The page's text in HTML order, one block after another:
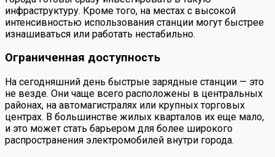
инфраструктуру. Кроме того, на местах с высокой
интенсивностью использования станции могут быстрее
изнашиваться или работать нестабильно.
Ограниченная доступность
На сегодняшний день быстрые зарядные станции — это
не везде. Они чаще всего расположены в центральных
районах, на автомагистралях или крупных торговых
центрах. В большинстве жилых кварталов их еще мало,
и это может стать барьером для более широкого
распространения электромобилей внутри города.